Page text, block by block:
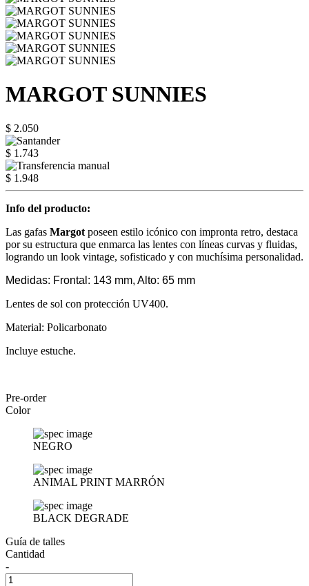
MARGOT SUNNIES
$ 2.050
$ 1.743
$ 1.948
Info del producto:
Las gafas Margot poseen estilo icónico con impronta retro, destaca
por su estructura que enmarca las lentes con líneas curvas y fluidas,
logrando un look vintage, sofisticado y con muchísima personalidad.
Medidas: Frontal: 143 mm, Alto: 65 mm
Lentes de sol con protección UV400.
Material: Policarbonato
Incluye estuche.
Pre-order
Color
NEGRO
ANIMAL PRINT MARRÓN
BLACK DEGRADE
Guía de talles
Cantidad
-